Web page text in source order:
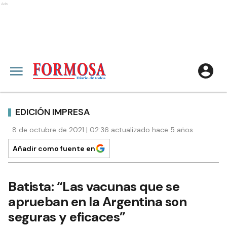
Ads
EDICIÓN IMPRESA
8 de octubre de 2021 | 02:36 actualizado hace 5 años
Añadir como fuente en
Batista: “Las vacunas que se
aprueban en la Argentina son
seguras y eficaces”